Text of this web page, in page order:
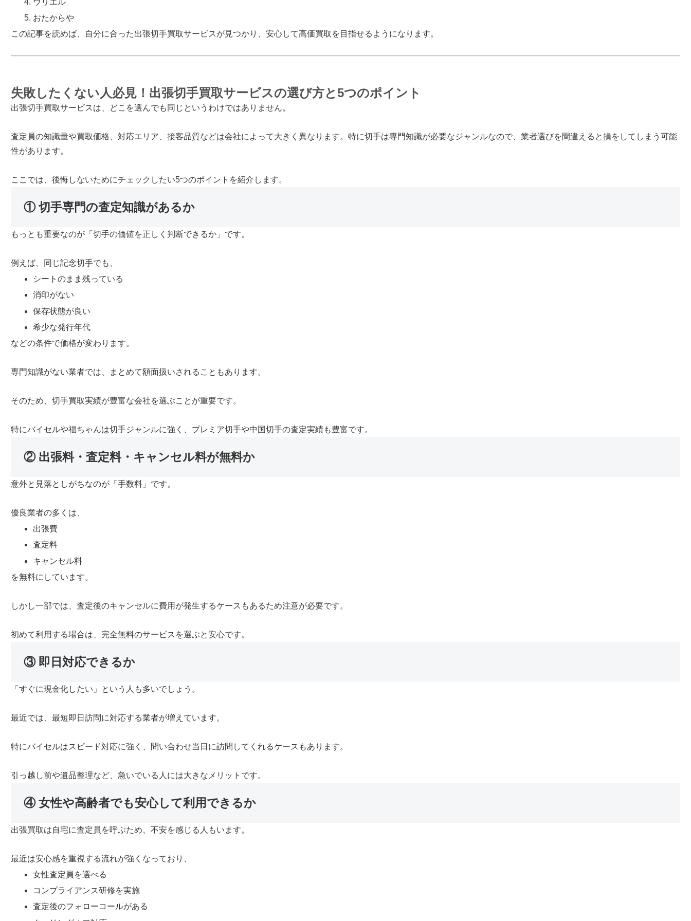
おたからや
この記事を読めば、自分に合った出張切手買取サービスが見つかり、安心して高価買取を目指せるようになります。
失敗したくない人必見！出張切手買取サービスの選び方と5つのポイント
出張切手買取サービスは、どこを選んでも同じというわけではありません。
査定員の知識量や買取価格、対応エリア、接客品質などは会社によって大きく異なります。特に切手は専門知識が必要なジャンルなので、業者選びを間違えると損をしてしまう可能
性があります。
ここでは、後悔しないためにチェックしたい5つのポイントを紹介します。
① 切手専門の査定知識があるか
もっとも重要なのが「切手の価値を正しく判断できるか」です。
例えば、同じ記念切手でも、
シートのまま残っている
消印がない
保存状態が良い
希少な発行年代
などの条件で価格が変わります。
専門知識がない業者では、まとめて額面扱いされることもあります。
そのため、切手買取実績が豊富な会社を選ぶことが重要です。
特にバイセルや福ちゃんは切手ジャンルに強く、プレミア切手や中国切手の査定実績も豊富です。
② 出張料・査定料・キャンセル料が無料か
意外と見落としがちなのが「手数料」です。
優良業者の多くは、
出張費
査定料
キャンセル料
を無料にしています。
しかし一部では、査定後のキャンセルに費用が発生するケースもあるため注意が必要です。
初めて利用する場合は、完全無料のサービスを選ぶと安心です。
③ 即日対応できるか
「すぐに現金化したい」という人も多いでしょう。
最近では、最短即日訪問に対応する業者が増えています。
特にバイセルはスピード対応に強く、問い合わせ当日に訪問してくれるケースもあります。
引っ越し前や遺品整理など、急いでいる人には大きなメリットです。
④ 女性や高齢者でも安心して利用できるか
出張買取は自宅に査定員を呼ぶため、不安を感じる人もいます。
最近は安心感を重視する流れが強くなっており、
女性査定員を選べる
コンプライアンス研修を実施
査定後のフォローコールがある